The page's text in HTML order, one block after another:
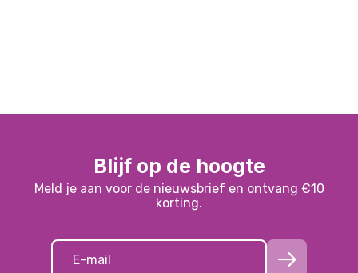
Blijf op de hoogte
Meld je aan voor de nieuwsbrief en ontvang €10
korting.